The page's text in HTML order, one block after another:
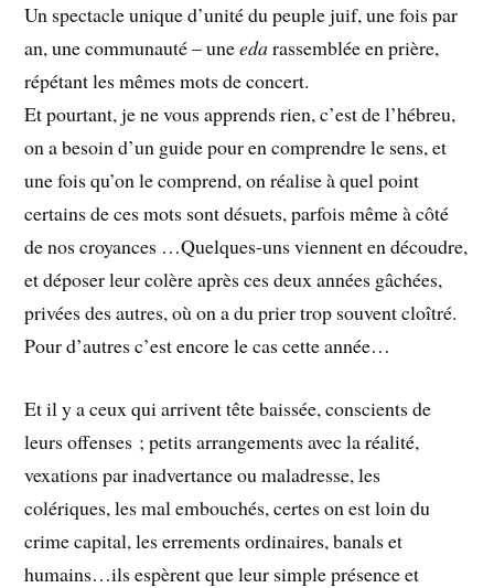
Un spectacle unique d’unité du peuple juif, une fois par
an, une communauté – uneedarassemblée en prière,
répétant les mêmes mots de concert.
Et pourtant, je ne vous apprends rien, c’est de l’hébreu,
on a besoin d’un guide pour en comprendre le sens, et
une fois qu’on le comprend, on réalise à quel point
certains de ces mots sont désuets, parfois même à côté
de nos croyances …Quelques-uns viennent en découdre,
et déposer leur colère après ces deux années gâchées,
privées des autres, où on a du prier trop souvent cloîtré.
Pour d’autres c’est encore le cas cette année…
Et il y a ceux qui arrivent tête baissée, conscients de
leurs offenses ; petits arrangements avec la réalité,
vexations par inadvertance ou maladresse, les
colériques, les mal embouchés, certes on est loin du
crime capital, les errements ordinaires, banals et
humains…ils espèrent que leur simple présence et